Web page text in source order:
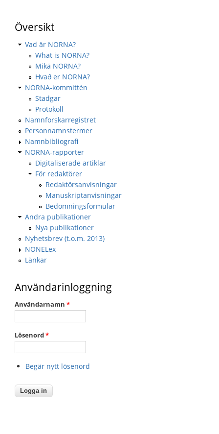
Översikt
Vad är NORNA?
What is NORNA?
Mikä NORNA?
Hvað er NORNA?
NORNA-kommittén
Stadgar
Protokoll
Namnforskarregistret
Personnamnstermer
Namnbibliografi
NORNA-rapporter
Digitaliserade artiklar
För redaktörer
Redaktörsanvisningar
Manuskriptanvisningar
Bedömningsformulär
Andra publikationer
Nya publikationer
Nyhetsbrev (t.o.m. 2013)
NONELex
Länkar
Användarinloggning
Användarnamn *
Lösenord*
Begär nytt lösenord